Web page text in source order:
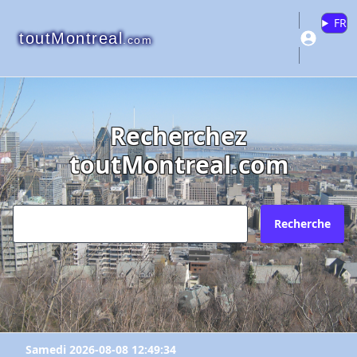
toutMontreal.com
FR
Recherchez
toutMontreal.com
Recherche
Samedi 2026-08-08 12:49:34